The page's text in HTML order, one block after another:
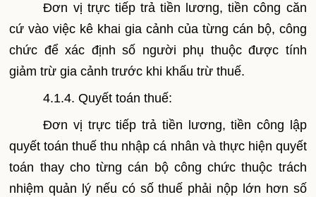
Đơn vị trực tiếp trả tiền lương, tiền công căn
cứ vào việc kê khai gia cảnh của từng cán bộ, công
chức để xác định số người phụ thuộc được tính
giảm trừ gia cảnh trước khi khấu trừ thuế.
4.1.4. Quyết toán thuế:
Đơn vị trực tiếp trả tiền lương, tiền công lập
quyết toán thuế thu nhập cá nhân và thực hiện quyết
toán thay cho từng cán bộ công chức thuộc trách
nhiệm quản lý nếu có số thuế phải nộp lớn hơn số